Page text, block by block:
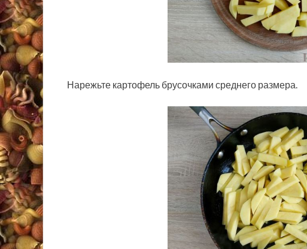
Нарежьте картофель брусочками среднего размера.